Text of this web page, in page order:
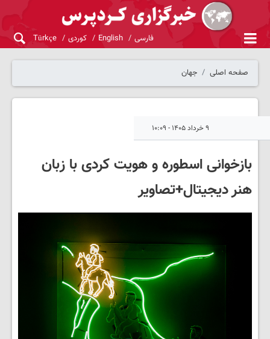
فارسی English کوردی Türkçe
صفحه اصلی جهان
۹ خرداد ۱۴۰۵ - ۱۰:۰۹
بازخوانی اسطوره و هویت کردی با زبان
هنر دیجیتال+تصاویر